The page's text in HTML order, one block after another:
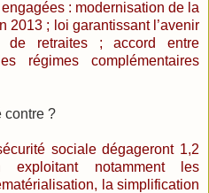
: modernisation de la
2013 ; loi garantissant l’avenir
retraites ; accord entre
régimes complémentaires
contre ?
sociale dégageront 1,2
exploitant notamment les
la simplification